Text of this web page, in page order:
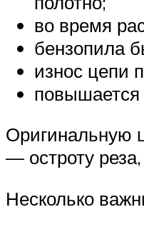
во время
бензопила
износ цепи
повышается
Оригинальную
— остроту
Несколько